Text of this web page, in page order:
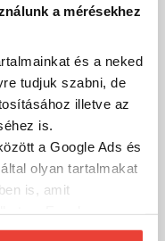
a mérésekhez
és a neked
tudjuk szabni, de
illetve az
is.
a Google Ads és
olyan tartalmakat
is, amit
meg